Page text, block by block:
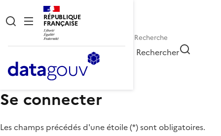
RÉPUBLIQUE
FRANÇAISE
Rechercher
Se connecter
Les champs précédés d'une étoile (*) sont obligatoires.